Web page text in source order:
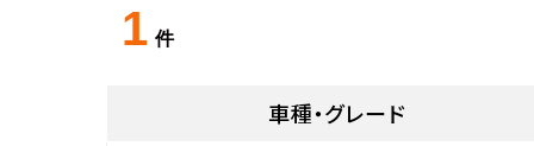
1 件
車種・グレード